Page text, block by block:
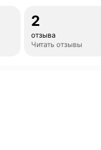
2
отзыва
Читать отзывы